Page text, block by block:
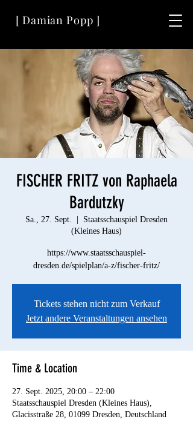
[ Damian Popp ]
FISCHER FRITZ von Raphaela
Bardutzky
Sa., 27. Sept.
Staatsschauspiel Dresden
(Kleines Haus)
https://www.staatsschauspiel-
dresden.de/spielplan/a-z/fischer-fritz/
Tickets stehen nicht zum Verkauf
Jetzt andere Veranstaltungen ansehen
Time & Location
27. Sept. 2025, 20:00 – 22:00
Staatsschauspiel Dresden (Kleines Haus),
Glacisstraße 28, 01099 Dresden, Deutschland